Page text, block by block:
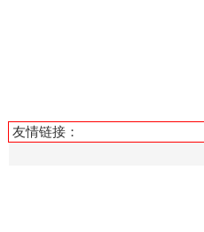
友情链接：